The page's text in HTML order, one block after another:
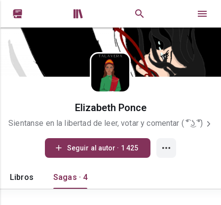
 
Elizabeth Ponce
Sientanse en la libertad de leer, votar y comentar ( ͡° ͜ʖ ͡°)
Seguir al autor · 1 425
Libros Sagas · 4